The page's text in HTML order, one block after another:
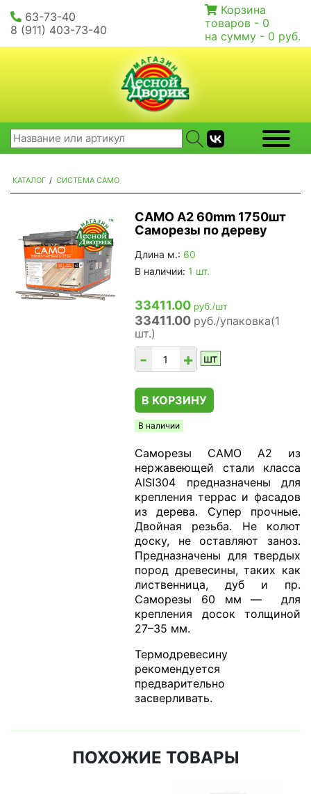
63-73-40
8 (911) 403-73-40
Корзина
товаров - 0
на сумму - 0 руб.
КАТАЛОГ / СИСТЕМА CAMO
CAMO А2 60mm 1750шт
Саморезы по дереву
Длина м.: 60
В наличии: 1 шт.
33411.00 руб./шт
33411.00 руб./упаковка(1
шт.)
- + шт
В КОРЗИНУ
В наличии
Саморезы CAMO А2 из
нержавеющей стали класса
AISI304 предназначены для
крепления террас и фасадов
из дерева. Супер прочные.
Двойная резьба. Не колют
доску, не оставляют заноз.
Предназначены для твердых
пород древесины, таких как
лиственница, дуб и пр.
Саморезы 60 мм — для
крепления досок толщиной
27–35 мм.
Термодревесину
рекомендуется
предварительно
засверливать.
ПОХОЖИЕ ТОВАРЫ